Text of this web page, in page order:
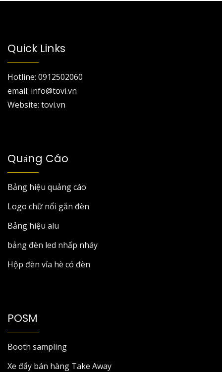
Quick Links
Hotline: 0912502060
email: info@tovi.vn
Website: tovi.vn
Quảng Cáo
Bảng hiệu quảng cáo
Logo chữ nổi gắn đèn
Bảng hiệu alu
bảng đèn led nhấp nháy
Hộp đèn vỉa hè có đèn
POSM
Booth sampling
Xe đẩy bán hàng Take Away